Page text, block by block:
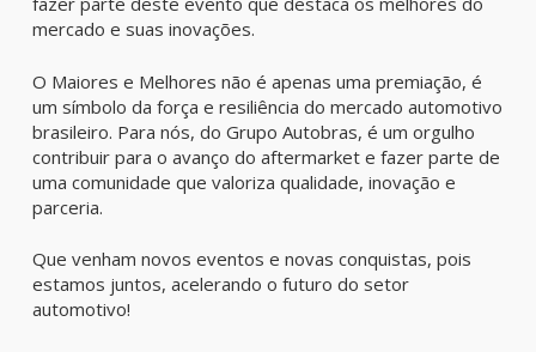
mercado e suas inovações.
O Maiores e Melhores não é apenas uma premiação, é
um símbolo da força e resiliência do mercado automotivo
brasileiro. Para nós, do Grupo Autobras, é um orgulho
contribuir para o avanço do aftermarket e fazer parte de
uma comunidade que valoriza qualidade, inovação e
parceria.
Que venham novos eventos e novas conquistas, pois
estamos juntos, acelerando o futuro do setor
automotivo!